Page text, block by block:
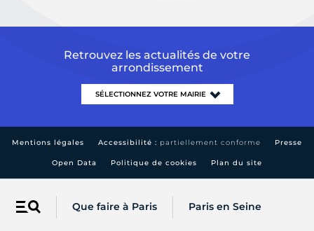
Menu Que faire à Paris Paris en Seine
Retrouvez les actualités de votre
arrondissement
Mentions légales Accessibilité : partiellement conforme Presse
Open Data Politique de cookies Plan du site